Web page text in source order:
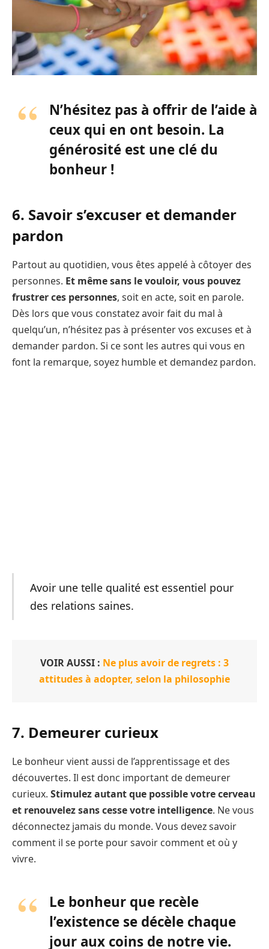
N’hésitez pas à offrir de l’aide à
ceux qui en ont besoin. La
générosité est une clé du
bonheur !
6. Savoir s’excuser et demander
pardon
Partout au quotidien, vous êtes appelé à côtoyer des
personnes. Et même sans le vouloir, vous pouvez
frustrer ces personnes, soit en acte, soit en parole.
Dès lors que vous constatez avoir fait du mal à
quelqu’un, n’hésitez pas à présenter vos excuses et à
demander pardon. Si ce sont les autres qui vous en
font la remarque, soyez humble et demandez pardon.
Avoir une telle qualité est essentiel pour
des relations saines.
VOIR AUSSI : Ne plus avoir de regrets : 3
attitudes à adopter, selon la philosophie
7. Demeurer curieux
Le bonheur vient aussi de l’apprentissage et des
découvertes. Il est donc important de demeurer
curieux. Stimulez autant que possible votre cerveau
et renouvelez sans cesse votre intelligence. Ne vous
déconnectez jamais du monde. Vous devez savoir
comment il se porte pour savoir comment et où y
vivre.
Le bonheur que recèle
l’existence se décèle chaque
jour aux coins de notre vie.